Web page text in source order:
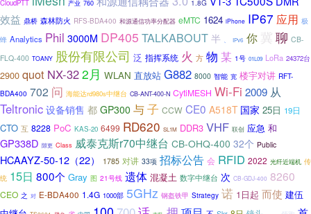
CloudPTT 产业 760 1.8G
效益 鼎桥 森林防火 RFS-BDA400 和源通信功率分配器 eMTC 1624 iPhone IP67 应用 极
蜂 Analytics Phil 3000M DP405 TALKABOUT 半 、 IPv6 你 冀 聊 CB-
FLQ-400 TOANY 股份有限公司 泛 指挥系统 火 方 物 某 1号 01L09 LoRa 24372台
2900 quot NX-322月 WLAN 直放站 G882 8000 智能 宽 楼宇对讲 RFT-
BDA400 702 问 海能达rd980s中继台 CB-ANT-400-N CytiMESH Wi-Fi 2009 从
Teltronic 设备销售 都 GP300 与子 CCW CE0 A518T 国家 25日 19日
CTO 互 8228 PoC KAS-20 6499 RD620 SL1M DDR3 VHF 联创 应急 和
GP338D 隙更 Class 威泰克斯r70中继台 CB-OHQ-400 32个 Public
HCAAYZ-50-12（22） 1785 对讲 33项 招标公告 会 RFID 2022 光纤近端机 传
统 15日 800个 Gray 图 21号线 遗体 混凝土 数字中继台 次 CB-GDJ-400 8260
CEO 之 对 E-BDA400 1.4G 1000部 5GHz 钢盔铁甲 Strategy 诺 1日起 而使 建伍